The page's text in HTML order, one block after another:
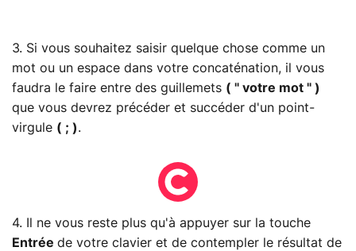
3. Si vous souhaitez saisir quelque chose comme un
mot ou un espace dans votre concaténation, il vous
faudra le faire entre des guillemets ( " votre mot " )
que vous devrez précéder et succéder d'un point-
virgule ( ; ).
4. Il ne vous reste plus qu'à appuyer sur la touche
Entrée de votre clavier et de contempler le résultat de